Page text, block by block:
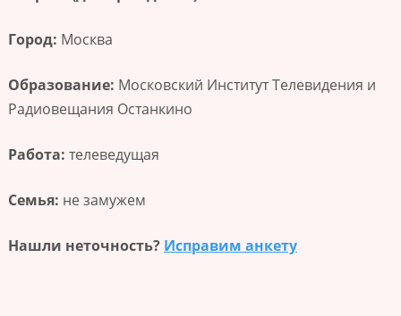
Город: Москва
Образование: Московский Институт Телевидения и
Радиовещания Останкино
Работа: телеведущая
Семья: не замужем
Нашли неточность? Исправим анкету